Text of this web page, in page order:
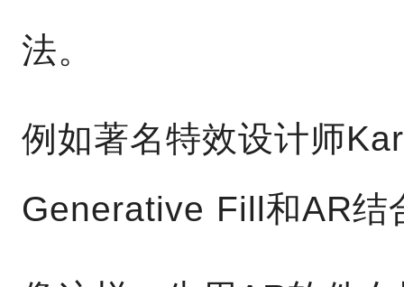
法。
例如著名特效设计师
Generative Fill和AR结